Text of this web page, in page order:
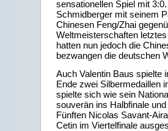
sensationellen Spiel mit
Schmidberger mit seinem
Chinesen Feng/Zhai
Weltmeisterschaften
hatten nun jedoch die
bezwangen die deutschen
Auch Valentin Baus spielte
Ende zwei Silbermedaillen
spielte sich wie sein
souverän ins Halbfinale
Fünften Nicolas Savant-
Cetin im Viertelfinale